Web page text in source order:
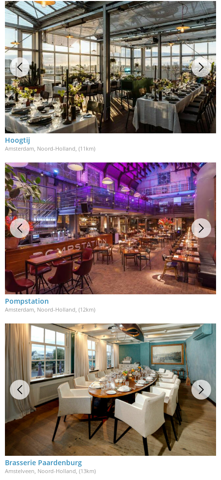
Hoogtij
Amsterdam, Noord-Holland , (11km)
Pompstation
Amsterdam, Noord-Holland, (12km)
Brasserie Paardenburg
Amstelveen, Noord-Holland , (13km)